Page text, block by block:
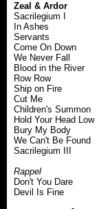
Zeal & Ardor
Sacrilegium I
In Ashes
Servants
Come On Down
We Never Fall
Blood in the River
Row Row
Ship on Fire
Cut Me
Children's Summon
Hold Your Head Low
Bury My Body
We Can't Be Found
Sacrilegium III
Rappel
Don't You Dare
Devil Is Fine